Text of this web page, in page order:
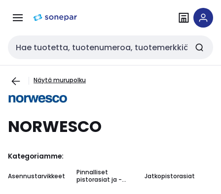
navigointiinsisältöön
Haku
Näytä murupolku
NORWESCO
Kategoriamme:
Asennustarvikkeet
Pinnalliset
pistorasiat ja -
Jatkopistorasiat